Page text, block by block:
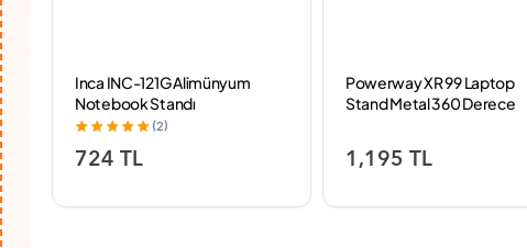
Inca INC-121G Alimünyum
Notebook Standı
(2)
724 TL
Powerway XR 99 Laptop
Stand Metal 360 Derece
1,195 TL